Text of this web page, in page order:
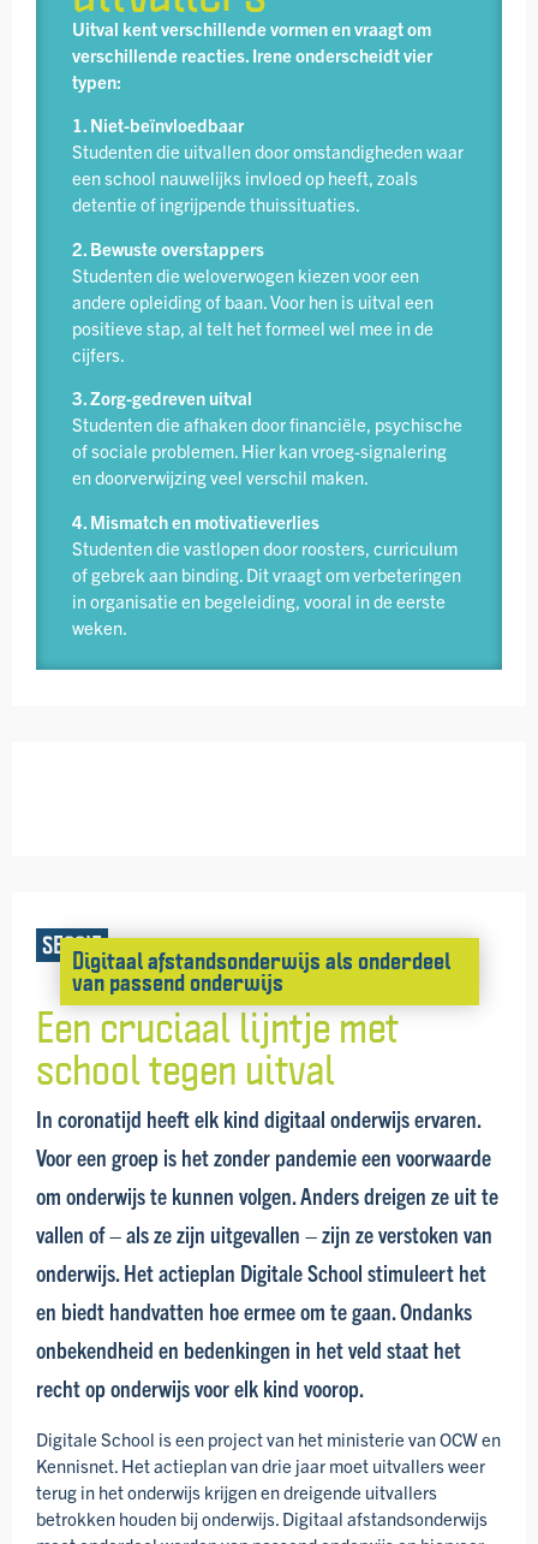
Uitval kent verschillende vormen en vraagt om
verschillende reacties. Irene onderscheidt vier
typen:
1. Niet-beïnvloedbaar
Studenten die uitvallen door omstandig­heden waar
een school nauwelijks invloed op heeft, zoals
detentie of ingrijpende thuis­situaties.
2. Bewuste overstappers
Studenten die weloverwogen kiezen voor een
andere opleiding of baan. Voor hen is uitval een
positieve stap, al telt het formeel wel mee in de
cijfers.
3. Zorg-gedreven uitval
Studenten die afhaken door financiële, psychische
of sociale problemen. Hier kan vroeg-signalering
en door­verwijzing veel verschil maken.
4. Mismatch en motivatieverlies
Studenten die vastlopen door roosters, curriculum
of gebrek aan binding. Dit vraagt om verbeteringen
in organisatie en begeleiding, vooral in de eerste
weken.
SESSIE
Digitaal afstands­onderwijs als onderdeel
van passend onderwijs
Een cruciaal lijntje met
school tegen uitval
In coronatijd heeft elk kind digitaal onderwijs ervaren.
Voor een groep is het zonder pandemie een voorwaarde
om onderwijs te kunnen volgen. Anders dreigen ze uit te
vallen of – als ze zijn uitgevallen – zijn ze verstoken van
onderwijs. Het actieplan Digitale School stimuleert het
en biedt hand­vatten hoe ermee om te gaan. Ondanks
onbekendheid en bedenkingen in het veld staat het
recht op onderwijs voor elk kind voorop.
Digitale School is een project van het ministerie van OCW en
Kennisnet. Het actieplan van drie jaar moet uitvallers weer
terug in het onderwijs krijgen en dreigende uitvallers
betrokken houden bij onderwijs. Digitaal afstands­onderwijs